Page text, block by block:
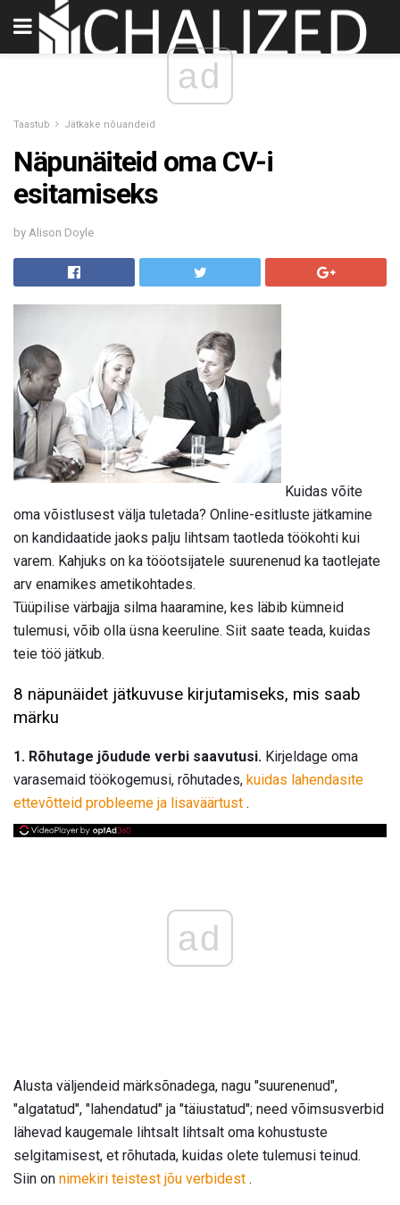
ad
Taastub Jätkake nõuandeid
Näpunäiteid oma CV-i
esitamiseks
by Alison Doyle
Kuidas võite
oma võistlusest välja tuletada? Online-esitluste jätkamine
on kandidaatide jaoks palju lihtsam taotleda töökohti kui
varem. Kahjuks on ka tööotsijatele suurenenud ka taotlejate
arv enamikes ametikohtades.
Tüüpilise värbajja silma haaramine, kes läbib kümneid
tulemusi, võib olla üsna keeruline. Siit saate teada, kuidas
teie töö jätkub.
8 näpunäidet jätkuvuse kirjutamiseks, mis saab
märku
1. Rõhutage jõudude verbi saavutusi. Kirjeldage oma
varasemaid töökogemusi, rõhutades, kuidas lahendasite
ettevõtteid probleeme ja lisaväärtust .
ad
Alusta väljendeid märksõnadega, nagu "suurenenud",
"algatatud", "lahendatud" ja "täiustatud"; need võimsusverbid
lähevad kaugemale lihtsalt lihtsalt oma kohustuste
selgitamisest, et rõhutada, kuidas olete tulemusi teinud.
Siin on nimekiri teistest jõu verbidest .